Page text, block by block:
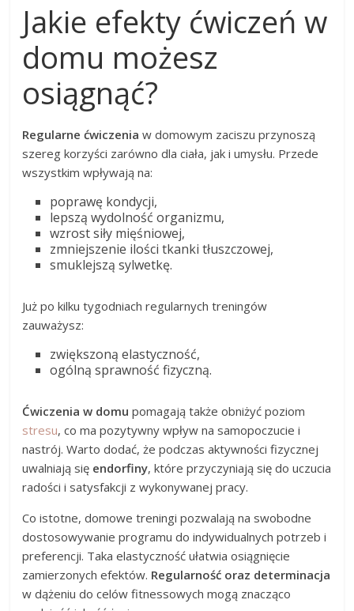
Jakie efekty ćwiczeń w
domu możesz
osiągnąć?
Regularne ćwiczenia w domowym zaciszu przynoszą
szereg korzyści zarówno dla ciała, jak i umysłu. Przede
wszystkim wpływają na:
poprawę kondycji,
lepszą wydolność organizmu,
wzrost siły mięśniowej,
zmniejszenie ilości tkanki tłuszczowej,
smuklejszą sylwetkę.
Już po kilku tygodniach regularnych treningów
zauważysz:
zwiększoną elastyczność,
ogólną sprawność fizyczną.
Ćwiczenia w domu pomagają także obniżyć poziom
stresu, co ma pozytywny wpływ na samopoczucie i
nastrój. Warto dodać, że podczas aktywności fizycznej
uwalniają się endorfiny, które przyczyniają się do uczucia
radości i satysfakcji z wykonywanej pracy.
Co istotne, domowe treningi pozwalają na swobodne
dostosowywanie programu do indywidualnych potrzeb i
preferencji. Taka elastyczność ułatwia osiągnięcie
zamierzonych efektów. Regularność oraz determinacja
w dążeniu do celów fitnessowych mogą znacząco